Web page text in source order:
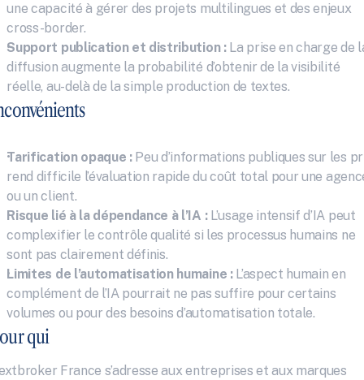
une capacité à gérer des projets multilingues et des enjeux
cross-border.
Support publication et distribution : La prise en charge de
diffusion augmente la probabilité d’obtenir de la visibilité
réelle, au-delà de la simple production de textes.
Tarification opaque : Peu d’informations publiques sur les
rend difficile l’évaluation rapide du coût total pour une
ou un client.
Risque lié à la dépendance à l’IA : L’usage intensif d’IA peut
complexifier le contrôle qualité si les processus humains ne
sont pas clairement définis.
Limites de l’automatisation humaine : L’aspect humain en
complément de l’IA pourrait ne pas suffire pour certains
volumes ou pour des besoins d’automatisation totale.
qui
France s’adresse aux entreprises et aux marques